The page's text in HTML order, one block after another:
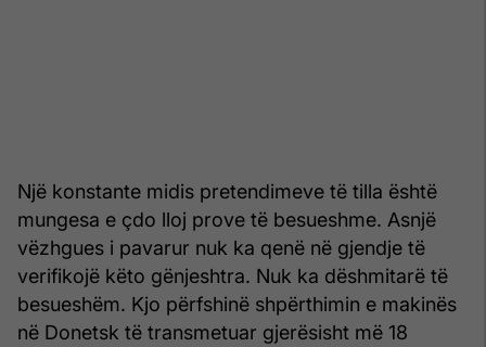
Një konstante midis pretendimeve të tilla është
mungesa e çdo lloj prove të besueshme. Asnjë
vëzhgues i pavarur nuk ka qenë në gjendje të
verifikojë këto gënjeshtra. Nuk ka dëshmitarë të
besueshëm. Kjo përfshinë shpërthimin e makinës
në Donetsk të transmetuar gjerësisht më 18